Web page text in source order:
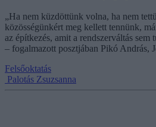
„Ha nem küzdöttünk volna, ha nem
közösségünkért meg kellett tennünk,
az építkezés, amit a rendszerváltás sem
– fogalmazott posztjában Pikó András,
Felsőoktatás
Palotás Zsuzsanna